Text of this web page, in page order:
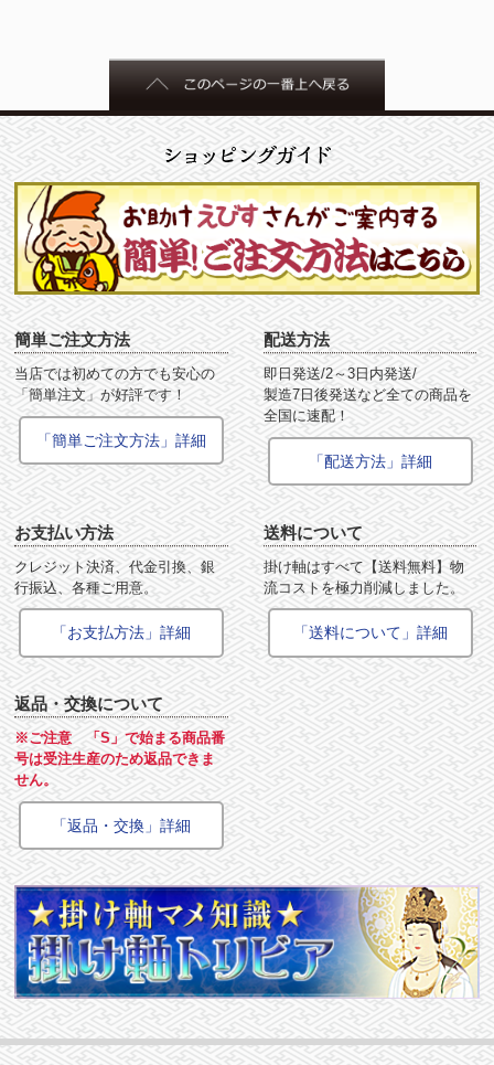
簡単ご注文方法
当店では初めての方でも安心の
「簡単注文」が好評です！
「簡単ご注文方法」詳細
配送方法
即日発送/2～3日内発送/
製造7日後発送など全ての商品を
全国に速配！
「配送方法」詳細
お支払い方法
クレジット決済、代金引換、銀
行振込、各種ご用意。
「お支払方法」詳細
送料について
掛け軸はすべて【送料無料】物
流コストを極力削減しました。
「送料について」詳細
返品・交換について
※ご注意 「S」で始まる商品番
号は受注生産のため返品できま
せん。
「返品・交換」詳細